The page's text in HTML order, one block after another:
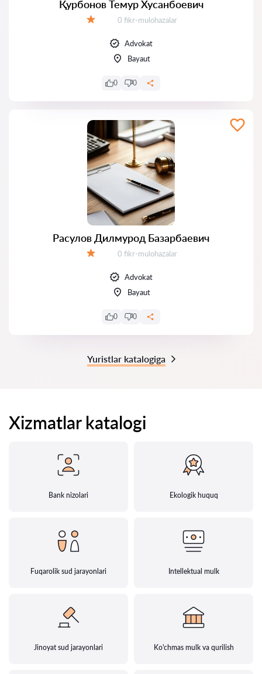
Қурбонов Темур Хусанбоевич
Fikrlar:
0 fikr-mulohazalar
Advokat
Bayaut
0 0
Расулов Дилмурод Базарбаевич
Fikrlar:
0 fikr-mulohazalar
Advokat
Bayaut
0 0
Yuristlar katalogiga
Xizmatlar katalogi
Bank nizolari Ekologik huquq
Fuqarolik sud jarayonlari Intellektual mulk
Jinoyat sud jarayonlari Ko'chmas mulk va qurilish